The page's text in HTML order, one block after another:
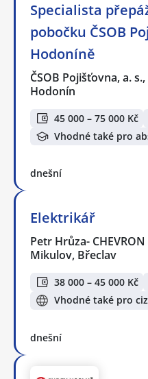
Specialista
pobočku ČSOB
Hodoníně
ČSOB Pojišťovna, a.
Hodonín
45 000 – 75 000 Kč
Vhodné také pro
dnešní
Elektrikář
Petr Hrůza- CHEVRON
Mikulov, Břeclav
38 000 – 45 000 Kč
Vhodné také pro
dnešní